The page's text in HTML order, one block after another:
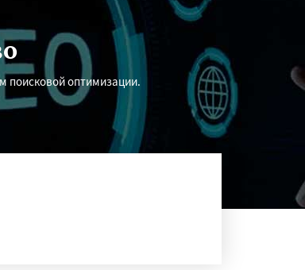
поисковой оптимизации.